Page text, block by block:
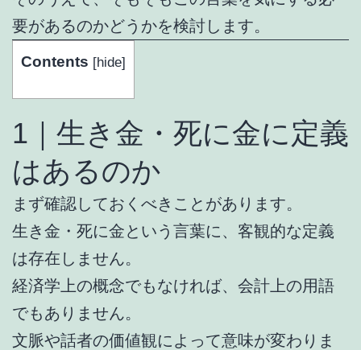
要があるのかどうかを検討します。
Contents [hide]
1｜生き金・死に金に定義
はあるのか
まず確認しておくべきことがあります。
生き金・死に金という言葉に、客観的な定義
は存在しません。
経済学上の概念でもなければ、会計上の用語
でもありません。
文脈や話者の価値観によって意味が変わりま